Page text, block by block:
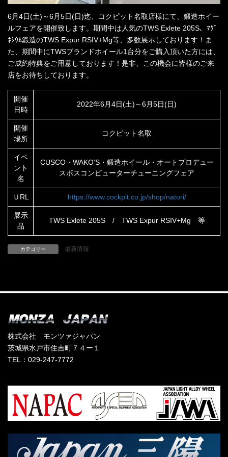
6月4日(土)～6月5日(日)迄、コクピット名取店様にて、鍛造ホイー
ルフェアを開催致します。期間中は人気のTWS Exlete 205S、ﾏｸﾞ
ﾈｼｳﾑ鍛造のTWS Expur RSIV+Mg等、多数展示しております！ま
た、期間中にTWSブランドホイール1台分をご購入頂いた方には、
ご成約特典をご用意しております！是非、この機会に皆様のご来
店をお待ちしております。
開催
日時
2022年6月4日(土)～6月5日(日)
開催
場所
コクピット名取
イベ
ント
名
CUSCO・WAKO’S・鍛造ホイール・オートプロデュー
スボスコンピューターチューニングフェア
ＵRL https://www.cockpit.co.jp/shop/natori/
展示
品
TWS Exlete 205S / TWS Expur RSIV+Mg 等
カテゴリー 最新情報
株式会社 モンツァジャパン
茨城県水戸市住吉町７４ー１
TEL：029-247-7772